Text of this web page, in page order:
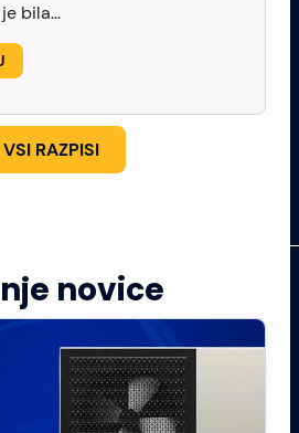
je bila…
VSI RAZPISI
novice